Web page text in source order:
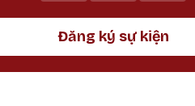
Đăng ký sự kiện